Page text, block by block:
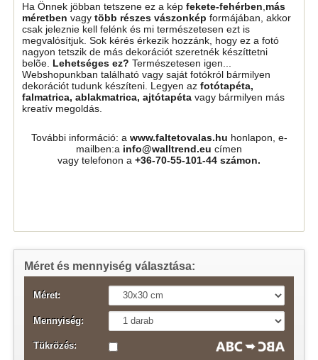
Ha Önnek jöbban tetszene ez a képfekete-fehérben,más
méretbenvagytöbb részes vászonkép formájában, akkor
csak jeleznie kell felénk és mi természetesen ezt is
megvalósítjuk. Sok kérés érkezik hozzánk, hogy ez a fotó
nagyon tetszik de más dekorációt szeretnék készíttetni
belõe. Lehetséges ez? Természetesen igen...
Webshopunkban található vagy saját fotókról bármilyen
dekorációt tudunk készíteni. Legyen azfotótapéta,
falmatrica, ablakmatrica, ajtótapéta vagy bármilyen más
kreatív megoldás.
További információ: a www.faltetovalas.hu honlapon, e-
mailben:a info@walltrend.eu címen
vagy telefonon a +36-70-55-101-44 számon.
Méret és mennyiség választása:
Méret:
Mennyiség:
Tükrözés: